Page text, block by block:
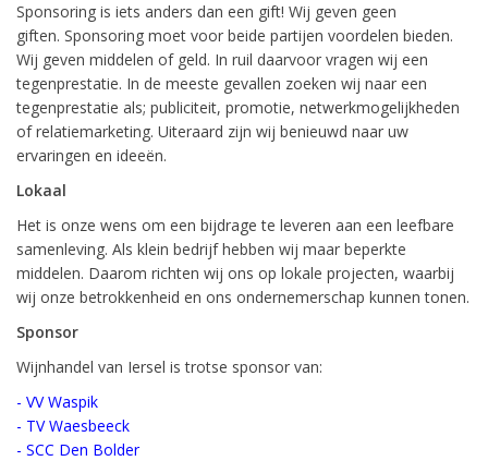
Sponsoring is iets anders dan een gift! Wij geven geen
giften. Sponsoring moet voor beide partijen voordelen bieden.
Wij geven middelen of geld. In ruil daarvoor vragen wij een
tegenprestatie. In de meeste gevallen zoeken wij naar een
tegenprestatie als; publiciteit, promotie, netwerkmogelijkheden
of relatiemarketing. Uiteraard zijn wij benieuwd naar uw
ervaringen en ideeën.
Lokaal
Het is onze wens om een bijdrage te leveren aan een leefbare
samenleving. Als klein bedrijf hebben wij maar beperkte
middelen. Daarom richten wij ons op lokale projecten, waarbij
wij onze betrokkenheid en ons ondernemerschap kunnen tonen.
Sponsor
Wijnhandel van Iersel is trotse sponsor van:
- VV Waspik
- TV Waesbeeck
- SCC Den Bolder